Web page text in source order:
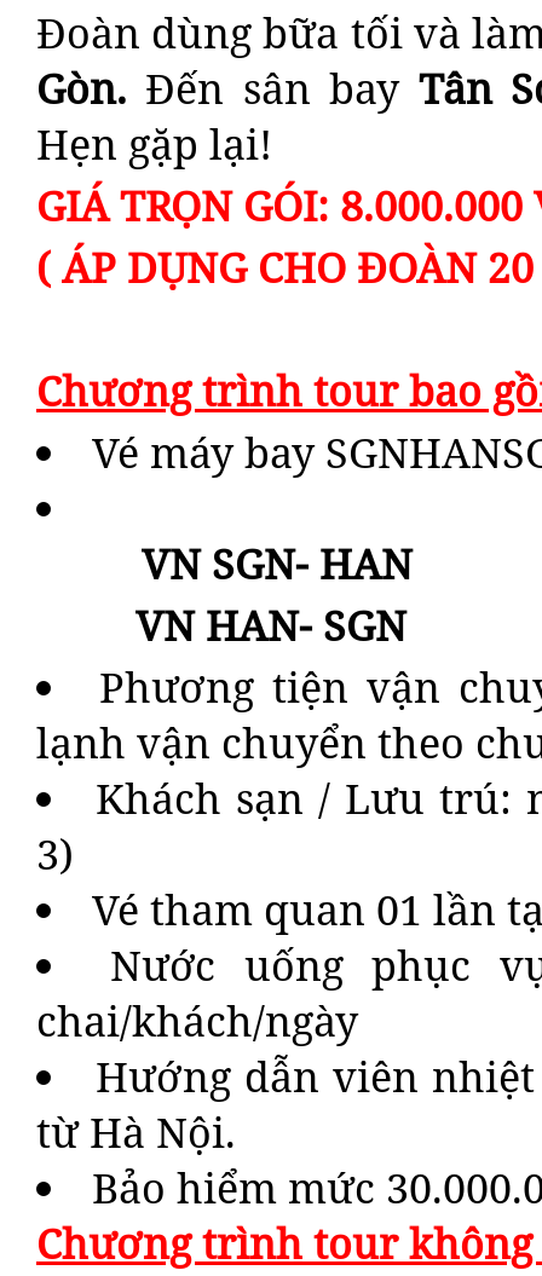
Đoàn dùng bữa tối và
Gòn. Đến sân bayTân
Hẹn gặp lại!
GIÁ TRỌN GÓI:
( ÁP DỤNG CHO ĐOÀN
Chương trình tour bao
Vé máy bay
VN SGN- HAN
VN HAN- SGN
Phương tiện vận
lạnh vận chuyển theo
Khách sạn / Lưu trú:
3)
Vé tham quan 01 lần
Nước uống phục
chai/khách/ngày
Hướng dẫn viên
từ Hà Nội.
Bảo hiểm mức
Chương trình tour không